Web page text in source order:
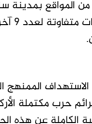
المواقع
الاستهداف
حرب مكتملة